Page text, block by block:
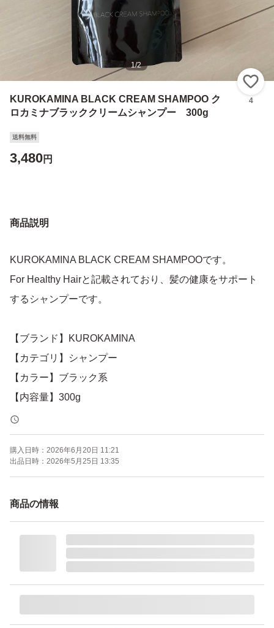
1/2
KUROKAMINA BLACK CREAM SHAMPOO ク
ロカミナブラッククリームシャンプー 300g
4
送料無料
3,480円
商品説明
KUROKAMINA BLACK CREAM SHAMPOOです。
For Healthy Hairと記載されており、髪の健康をサポート
するシャンプーです。
【ブランド】KUROKAMINA
【カテゴリ】シャンプー
【カラー】ブラック系
【内容量】300g
新品未開封
よろしくお願いいたします。
染め シャンプー ヘアケア エイジングケア 黒髪 スカルプ
購入日時： 2026年6月20日 11:21
出品日時： 2026年5月25日 13:35
商品の情報